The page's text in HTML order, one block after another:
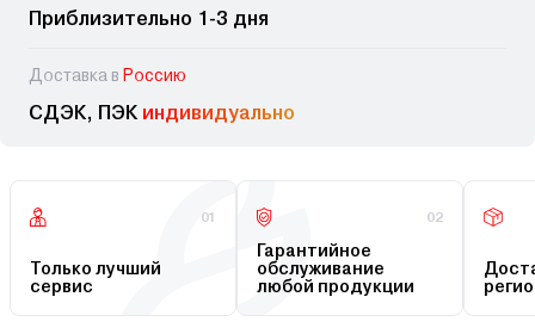
Приблизительно 1-3 дня
Доставка в Россию
СДЭК, ПЭК индивидуально
01
Только лучший
сервис
02
Гарантийное
обслуживание
любой продукции